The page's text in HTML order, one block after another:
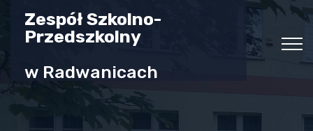
Zespół Szkolno-
Przedszkolny
w Radwanicach